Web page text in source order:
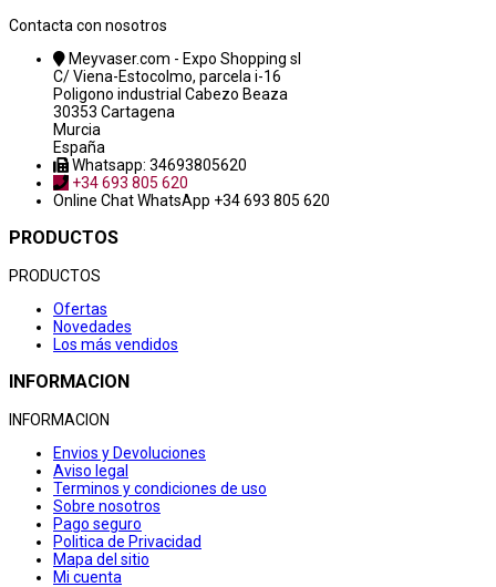
Contacta con nosotros
Meyvaser.com - Expo Shopping sl
C/ Viena-Estocolmo, parcela i-16
Poligono industrial Cabezo Beaza
30353 Cartagena
Murcia
España
Whatsapp: 34693805620
+34 693 805 620
Online ChatWhatsApp +34 693 805 620
PRODUCTOS
PRODUCTOS
Ofertas
Novedades
Los más vendidos
INFORMACION
INFORMACION
Envios y Devoluciones
Aviso legal
Terminos y condiciones de uso
Sobre nosotros
Pago seguro
Politica de Privacidad
Mapa del sitio
Mi cuenta